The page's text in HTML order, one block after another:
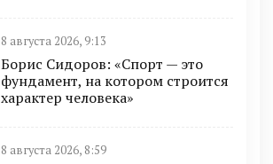
8 августа 2026, 9:13
Борис Сидоров: «Спорт — это
фундамент, на котором строится
характер человека»
8 августа 2026, 8:59